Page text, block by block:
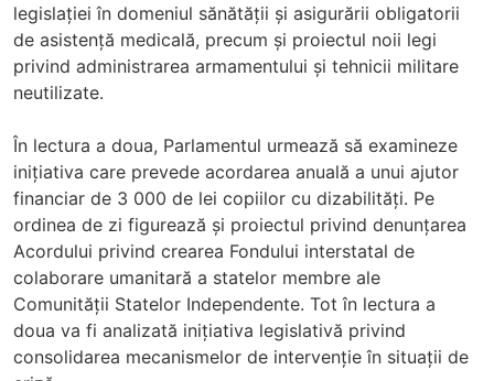
legislației în domeniul sănătății și asigurării obligatorii
de asistență medicală, precum și proiectul noii legi
privind administrarea armamentului și tehnicii militare
neutilizate.
În lectura a doua, Parlamentul urmează să examineze
inițiativa care prevede acordarea anuală a unui ajutor
financiar de 3 000 de lei copiilor cu dizabilități. Pe
ordinea de zi figurează și proiectul privind denunțarea
Acordului privind crearea Fondului interstatal de
colaborare umanitară a statelor membre ale
Comunității Statelor Independente. Tot în lectura a
doua va fi analizată inițiativa legislativă privind
consolidarea mecanismelor de intervenție în situații de